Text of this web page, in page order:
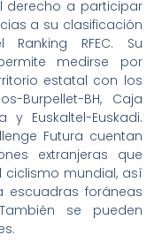
derecho a participar
a su clasificación
RFEC. Su
medirse por
estatal con los
Burpellet-BH, Caja
y Euskaltel-Euskadi.
Futura cuentan
extranjeras que
ciclismo mundial, así
escuadras foráneas
se pueden